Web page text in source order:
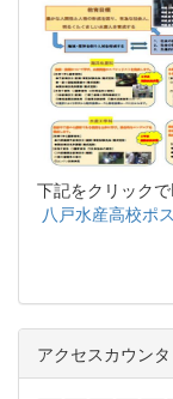
下記をクリック
八戸水産高校ポ
アクセスカウンタ